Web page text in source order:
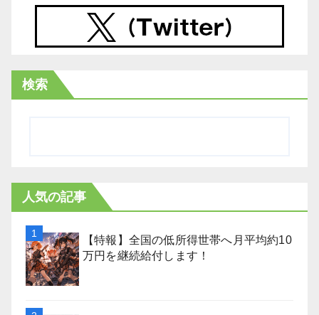
検索
人気の記事
【特報】全国の低所得世帯へ月平均約10
万円を継続給付します！